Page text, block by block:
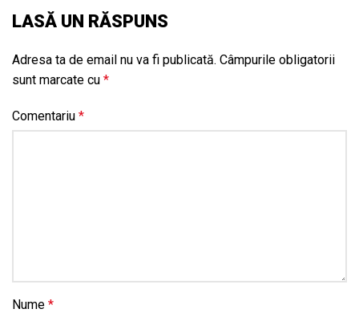
LASĂ UN RĂSPUNS
Adresa ta de email nu va fi publicată. Câmpurile obligatorii
sunt marcate cu *
Comentariu *
Nume *